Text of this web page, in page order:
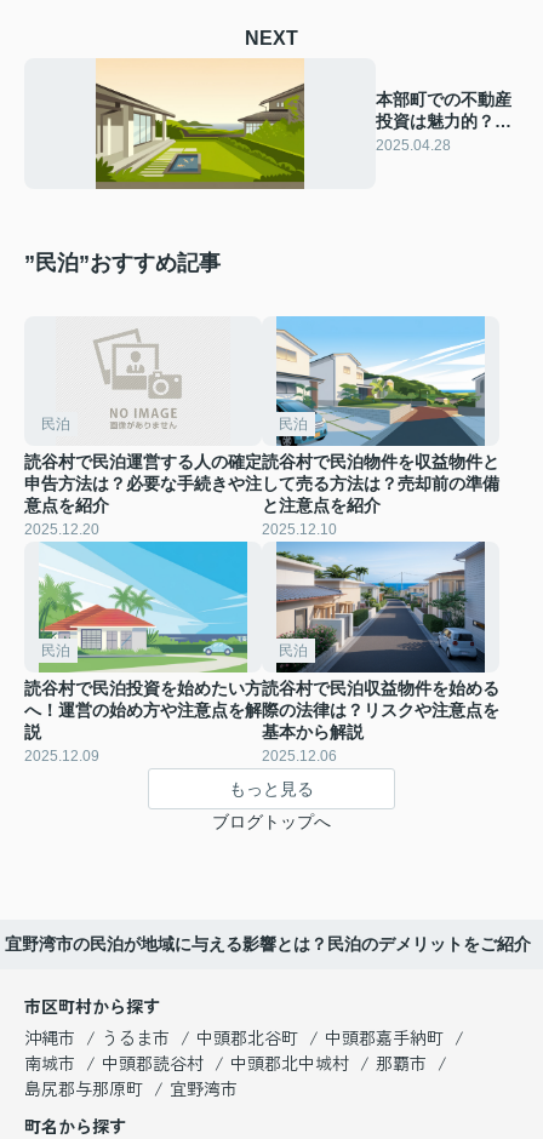
NEXT
本部町での不動産
投資は魅力的？民
泊初心者向けの基
2025.04.28
”民泊”おすすめ記事
民泊
読谷村で民泊運営する人の確定
申告方法は？必要な手続きや注
意点を紹介
2025.12.20
民泊
読谷村で民泊物件を収益物件と
して売る方法は？売却前の準備
と注意点を紹介
2025.12.10
民泊
読谷村で民泊投資を始めたい方
へ！運営の始め方や注意点を解
説
2025.12.09
民泊
読谷村で民泊収益物件を始める
際の法律は？リスクや注意点を
基本から解説
2025.12.06
もっと見る
ブログトップへ
宜野湾市の民泊が地域に与える影響とは？民泊のデメリットをご紹介
市区町村から探す
沖縄市
うるま市 中頭郡北谷町
中頭郡嘉手納町
南城市
中頭郡読谷村 中頭郡北中城村
那覇市
島尻郡与那原町
宜野湾市
町名から探す